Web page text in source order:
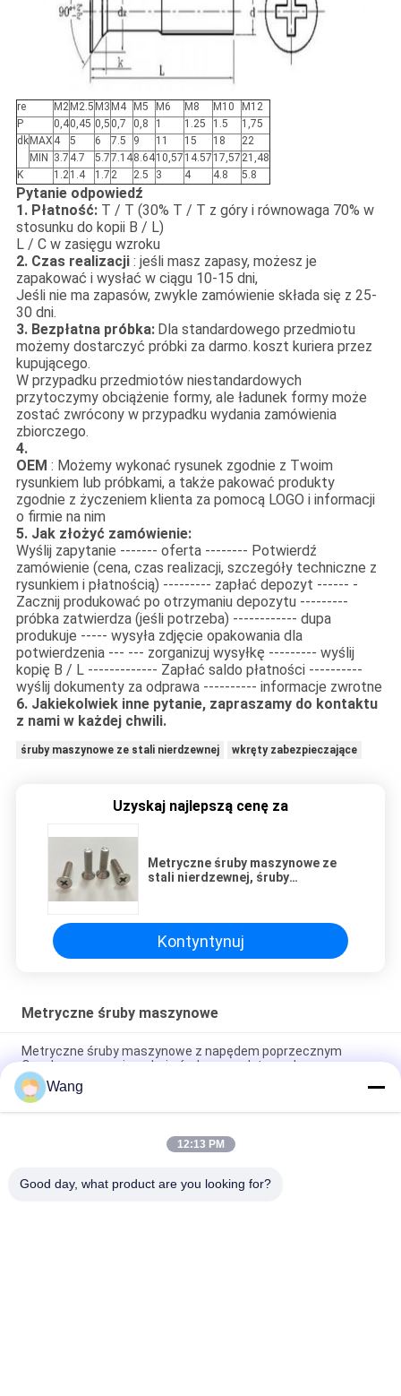
re M2 M2.5 M3 M4 M5 M6 M8 M10
M12
P
0,40,45 0,5 0,7 0,8 1 1.25 1.5
1,75
dk MAX 4 5 6 7.5 9 11 15 18
22
MIN
3.7 4.7 5.77.148.6410,57 14.57 17,57 21,48
K
1.21.4 1.7 2 2.5 3 4 4.8 5.8
Pytanie odpowiedź
1. Płatność:T / T (30% T / T z góry i równowaga 70% w
stosunku do kopii B / L)
L / C w zasięgu wzroku
2. Czas realizacji: jeśli masz zapasy, możesz je
zapakować i wysłać w ciągu 10-15 dni,
Jeśli nie ma zapasów, zwykle zamówienie składa się z 25-
30 dni.
3. Bezpłatna próbka: Dla standardowego przedmiotu
możemy dostarczyć próbki za darmo. koszt kuriera przez
kupującego.
W przypadku przedmiotów niestandardowych
przytoczymy obciążenie formy, ale ładunek formy może
zostać zwrócony w przypadku wydania zamówienia
zbiorczego.
4.
OEM : Możemy wykonać rysunek zgodnie z Twoim
rysunkiem lub próbkami, a także pakować produkty
zgodnie z życzeniem klienta za pomocą LOGO i informacji
o firmie na nim
5. Jak złożyć zamówienie:
Wyślij zapytanie ------- oferta -------- Potwierdź
zamówienie (cena, czas realizacji, szczegóły techniczne z
rysunkiem i płatnością) --------- zapłać depozyt ------ -
Zacznij produkować po otrzymaniu depozytu ---------
próbka zatwierdza (jeśli potrzeba) ------------ dupa
produkuje ----- wysyła zdjęcie opakowania dla
potwierdzenia --- --- zorganizuj wysyłkę --------- wyślij
kopię B / L ------------- Zapłać saldo płatności ----------
wyślij dokumenty za odprawa ---------- informacje zwrotne
6. Jakiekolwiek inne pytanie, zapraszamy do kontaktu
z nami w każdej chwili.
śruby maszynowe ze stali nierdzewnej wkręty zabezpieczające
Uzyskaj najlepszą cenę za
Metryczne śruby maszynowe ze
stali nierdzewnej, śruby
Kontyntynuj
Metryczne śruby maszynowe
Metryczne śruby maszynowe z napędem poprzecznym
Ocynkowane powierzchnie śrubowe z płytą czołową
Szczelinowe metryczne śruby maszynowe Głowica kratowa
Stal węglowa DIN Standard
Małe metryczne śruby maszynowe, Śruba z łbem stożkowym
Wang
12:13 PM
Good day, what product are you looking for?